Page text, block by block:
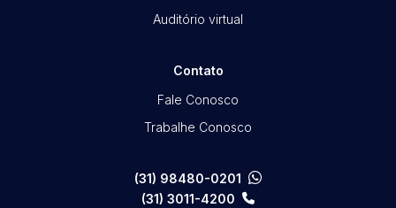
Auditório virtual
Contato
Fale Conosco
Trabalhe Conosco
(31) 98480-0201
(31) 3011-4200